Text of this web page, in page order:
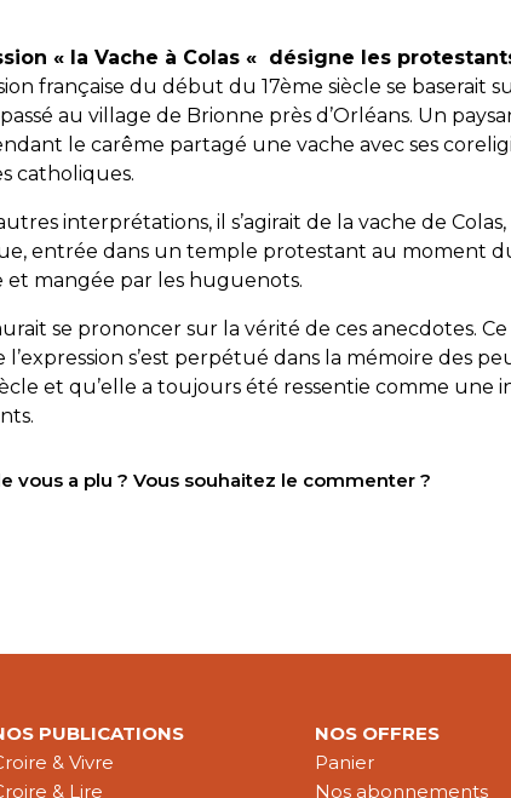
« la Vache à Colas « désigne les
française du début du 17ème siècle se baserait
passé au village de Brionne près d’Orléans. Un
le carême partagé une vache avec ses
catholiques.
interprétations, il s’agirait de la vache de Colas,
entrée dans un temple protestant au moment
et mangée par les huguenots.
se prononcer sur la vérité de ces anecdotes.
l’expression s’est perpétué dans la mémoire des
et qu’elle a toujours été ressentie comme une
vous a plu ? Vous souhaitez le commenter ?
PUBLICATIONS
& Vivre
& Lire
NOS OFFRES
Panier
Nos abonnements